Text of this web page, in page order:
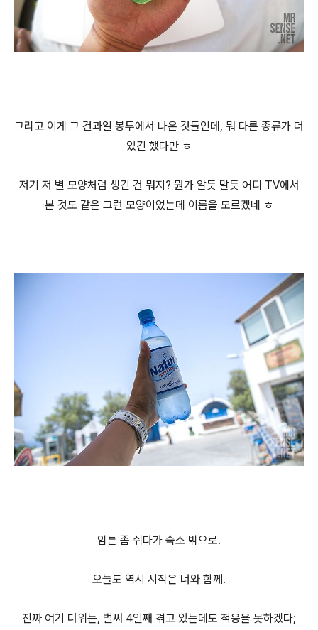
그리고 이게 그 건과일 봉투에서 나온 것들인데, 뭐 다른 종류가 더
있긴 했다만 ㅎ
저기 저 별 모양처럼 생긴 건 뭐지? 뭔가 알듯 말듯 어디 TV에서
본 것도 같은 그런 모양이었는데 이름을 모르겠네 ㅎ
암튼 좀 쉬다가 숙소 밖으로.
오늘도 역시 시작은 너와 함께.
진짜 여기 더위는, 벌써 4일째 겪고 있는데도 적응을 못하겠다;